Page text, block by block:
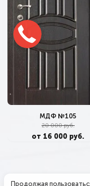
МДФ №105
20 000 руб.
от 16 000 руб.
Продолжая